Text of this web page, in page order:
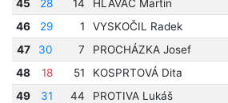
45
28 14 HLAVÁČ Martin
46
29 1 VYSKOČIL Radek
47
30 7 PROCHÁZKA Josef
48
18 51 KOSPRTOVÁ Dita
49
31 44 PROTIVA Lukáš